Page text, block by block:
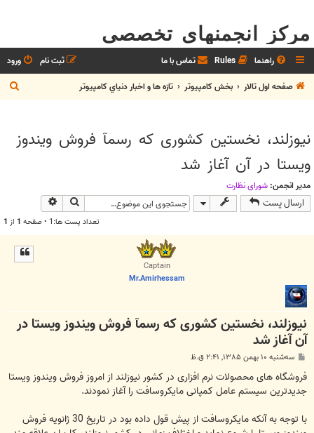
مرکز انجمنهای تخصصی
راهنما Rules تماس با ما ورود
ثبت نام
صفحه اول تالار
بخش كامپيوتر تازه ها و اخبار دنياي کامپيوتر
س
نیوزلند، نخستین کشوری که رسمآ فروش ویندوز
ویستا در آن آغاز شد
مدیر انجمن: شوراي نظارت
ارسال پست جستجو
تعداد پست ها:1 • صفحه 1 از 1
Captain
Mr.Amirhessam
نیوزلند، نخستین کشوری که رسمآ فروش ویندوز ویستا در
آن آغاز شد
ت
سه‌شنبه ۱۰ بهمن ۱۳۸۵, ۲:۴۱ ق.ظ
فروشگاه های محصولات نرم افزاری در کشور نیوزلند از امروز فروش ویندوز ویستا
جدیدترین سیستم عامل کمپانی مایکروسافت را آغاز نمودند.
با توجه به آنکه مایکروسافت از پیش قول داده بود در تاریخ 30 ژانویه فروش